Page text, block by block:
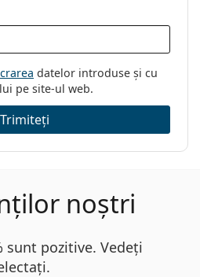
datelor introduse și cu
pe site-ul web.
Trimiteți
noștri
sunt pozitive. Vedeți